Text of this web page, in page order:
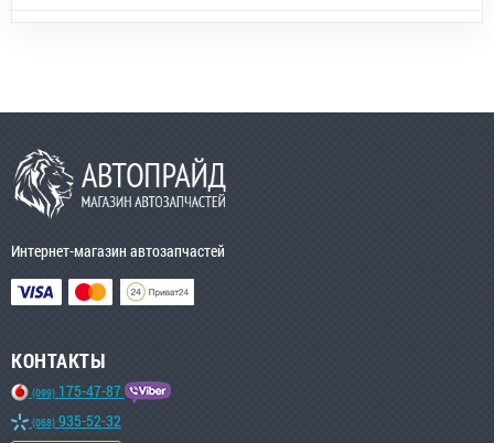
Интернет-магазин автозапчастей
КОНТАКТЫ
(099) 175-47-87
(068) 935-52-32